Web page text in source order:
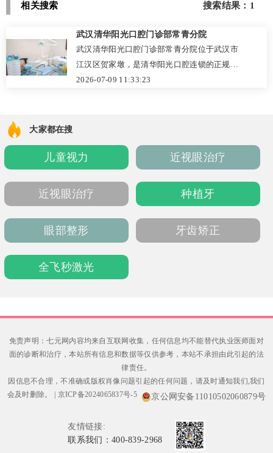
相关搜索 搜索结果：1
武汉清华阳光口腔门诊部常青分院
武汉清华阳光口腔门诊部常青分院位于武汉市
江汉区贺家墩，是清华阳光口腔连锁的正规分
院，具备齐全的执业资质。门诊以数字化诊疗
年参考价格：洗牙190元起，BEGO种植体9200
元起，金属自锁托槽矫正13500元起，为周边
居民提供一站式口腔健康管理服务。
2026-07-09 11:33:23
大家都在搜
儿童视力 近视眼治疗
近视眼治疗 种植牙
眼部整形 牙齿矫正
全飞秒激光
免责声明：七元网内容均来自互联网收集，任何信息均不能替代执业医师面对
面的诊断和治疗，本站所有信息和数据等仅供参考，本站不承担由此引起的法
律责任。
因信息不合理，不准确或版权肖像问题引起的任何问题，请及时通知我们,我们
会及时删除。
京ICP备2024065837号-5 京公网安备11010502060879号
友情链接:
联系我们：400-839-2968